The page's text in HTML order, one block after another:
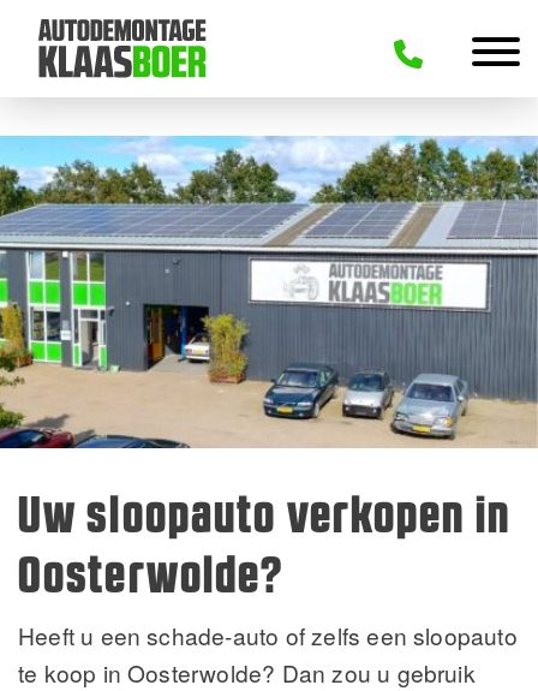
Uw sloopauto verkopen in
Oosterwolde?
Heeft u een schade-auto of zelfs een sloopauto
te koop in Oosterwolde? Dan zou u gebruik